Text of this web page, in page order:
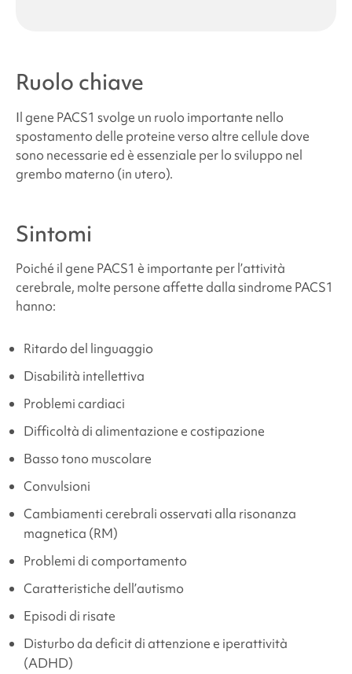
Ruolo chiave
Il gene PACS1 svolge un ruolo importante nello
spostamento delle proteine verso altre cellule dove
sono necessarie ed è essenziale per lo sviluppo nel
grembo materno (in utero).
Sintomi
Poiché il gene PACS1 è importante per l’attività
cerebrale, molte persone affette dallasindrome PACS1
hanno:
Ritardo del linguaggio
Disabilità intellettiva
Problemi cardiaci
Difficoltà di alimentazione e costipazione
Basso tono muscolare
Convulsioni
Cambiamenti cerebrali osservati alla risonanza
magnetica (RM)
Problemi di comportamento
Caratteristiche dell’autismo
Episodi di risate
Disturbo da deficit di attenzione e iperattività
(ADHD)